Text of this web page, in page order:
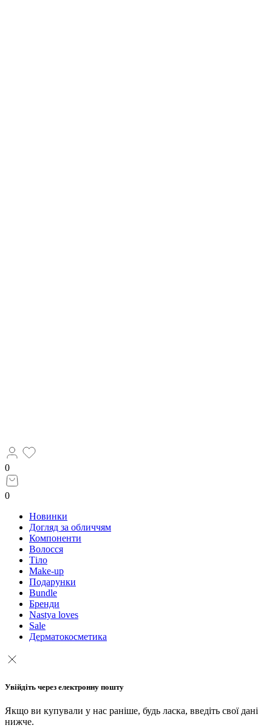
0
0
Новинки
Догляд за обличчям
Компоненти
Волосся
Тіло
Make-up
Подарунки
Bundle
Бренди
Nastya loves
Sale
Дерматокосметика
Увійдіть через електронну пошту
Якщо ви купували у нас раніше, будь ласка, введіть свої дані
нижче.